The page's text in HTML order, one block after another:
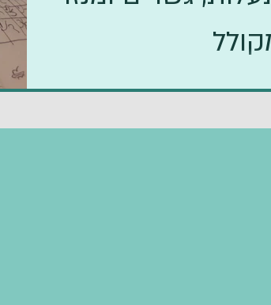
תקופה שבה כל כמה זמן חזרנו כל החבר׳ה
מכבים-רעות, אז תהיו בטוחים שיש לנו שם